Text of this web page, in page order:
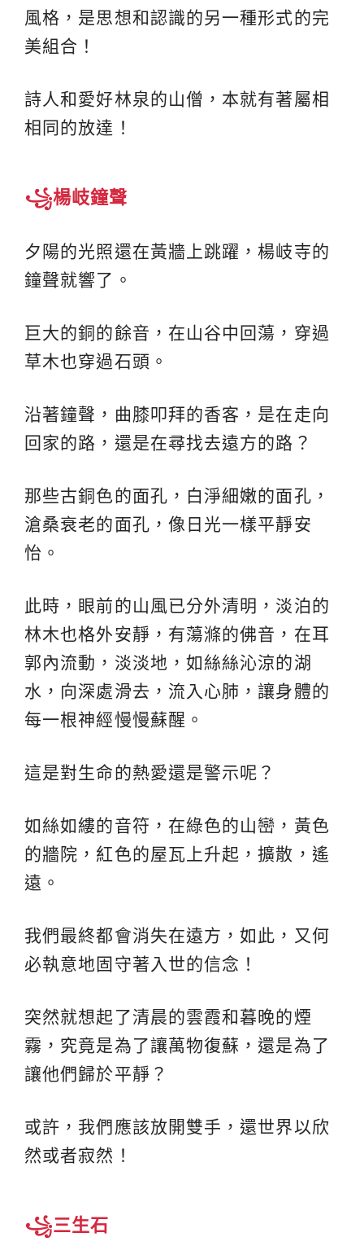
風格，是思想和認識的另一種形式的完
美組合！
詩人和愛好林泉的山僧，本就有著屬相
相同的放達！
꧁楊岐鐘聲
夕陽的光照還在黃牆上跳躍，楊岐寺的
鐘聲就響了。
巨大的銅的餘音，在山谷中回蕩，穿過
草木也穿過石頭。
沿著鐘聲，曲膝叩拜的香客，是在走向
回家的路，還是在尋找去遠方的路？
那些古銅色的面孔，白淨細嫩的面孔，
滄桑衰老的面孔，像日光一樣平靜安
怡。
此時，眼前的山風已分外清明，淡泊的
林木也格外安靜，有蕩滌的佛音，在耳
郭內流動，淡淡地，如絲絲沁涼的湖
水，向深處滑去，流入心肺，讓身體的
每一根神經慢慢蘇醒。
這是對生命的熱愛還是警示呢？
如絲如縷的音符，在綠色的山巒，黃色
的牆院，紅色的屋瓦上升起，擴散，遙
遠。
我們最終都會消失在遠方，如此，又何
必執意地固守著入世的信念！
突然就想起了清晨的雲霞和暮晚的煙
霧，究竟是為了讓萬物復蘇，還是為了
讓他們歸於平靜？
或許，我們應該放開雙手，還世界以欣
然或者寂然！
꧁三生石